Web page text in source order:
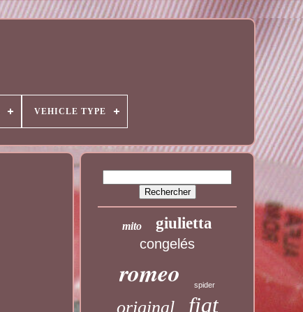
VEHICLE TYPE
mito giulietta
congelés
romeo spider
original fiat